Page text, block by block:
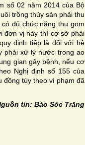
số 02 năm 2014 của Bộ
trồng thủy sản phải thu
đủ chức năng thu gom
đơn vị này thì cơ sở phải
định tiếp là đối với hệ
phải xử lý nước trong ao
gian gây bệnh, nếu cơ
Nghị định số 155 của
tùy theo vi phạm đã
tin: Báo Sóc Trăng